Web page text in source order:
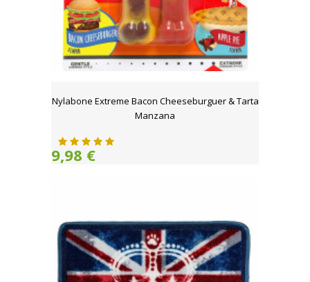
Nylabone Extreme Bacon Cheeseburguer & Tarta
Manzana
9,98 €